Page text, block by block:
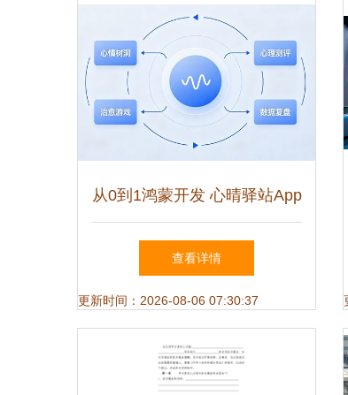
从0到1鸿蒙开发 心晴驿站App
开发缘起、产品定位与技术专
栏规划
查看详情
更新时间：2026-08-06 07:30:37